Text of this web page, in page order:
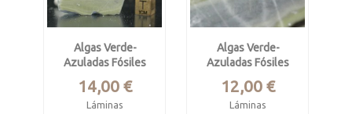
Algas Verde-
Azuladas Fósiles
Precio
14,00 €
Láminas
Algas Verde-
Azuladas Fósiles
Precio
12,00 €
Láminas